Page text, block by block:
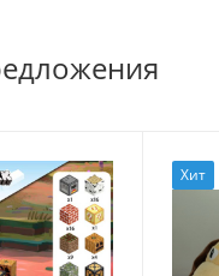
Хит